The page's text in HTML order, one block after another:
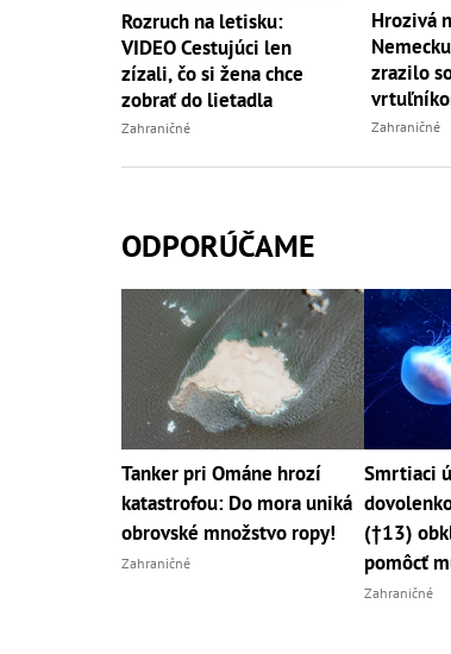
Rozruch na letisku:
VIDEO Cestujúci len
zízali, čo si žena chce
zobrať do lietadla
Zahraničné
Hrozivá
zrazilo
Zahraničné
ODPORÚČAME
Tanker pri Ománe hrozí
katastrofou: Do mora uniká
obrovské množstvo ropy!
Zahraničné
Smrtiaci
(†13)
pomôcť
Zahraničné